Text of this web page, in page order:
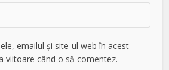
emailul și site-ul web în acest
viitoare când o să comentez.